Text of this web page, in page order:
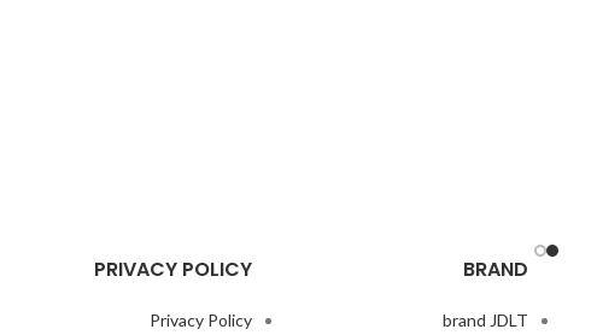
BRAND
brand JDLT
PRIVACY POLICY
Privacy Policy